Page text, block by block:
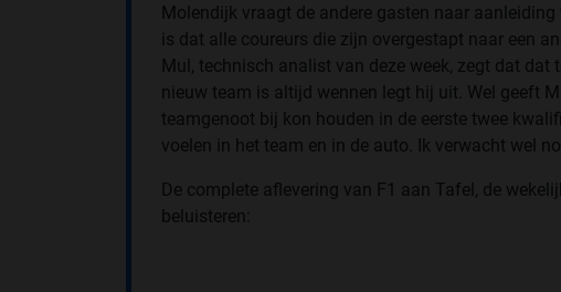
Molendijk vraagt de andere gasten naar
is dat alle coureurs die zijn overgestapt naar een
Mul, technisch analist van deze week, zegt dat dat
nieuw team is altijd wennen legt hij uit. Wel geeft
teamgenoot bij kon houden in de eerste twee
voelen in het team en in de auto. Ik verwacht wel
De complete aflevering van F1 aan Tafel, de
beluisteren: